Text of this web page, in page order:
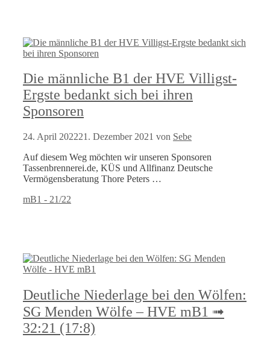
Die männliche B1 der HVE Villigst-
Ergste bedankt sich bei ihren
Sponsoren
24. April 202221. Dezember 2021 von Sebe
Auf diesem Weg möchten wir unseren Sponsoren
Tassenbrennerei.de, KÜS und Allfinanz Deutsche
Vermögensberatung Thore Peters …
Kategorien
mB1 - 21/22
Deutliche Niederlage bei den Wölfen:
SG Menden Wölfe – HVE mB1 ➟
32:21 (17:8)